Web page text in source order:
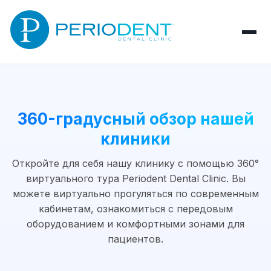
360-градусный обзор нашей
клиники
Откройте для себя нашу клинику с помощью 360°
виртуального тура Periodent Dental Clinic. Вы
можете виртуально прогуляться по современным
кабинетам, ознакомиться с передовым
оборудованием и комфортными зонами для
пациентов.